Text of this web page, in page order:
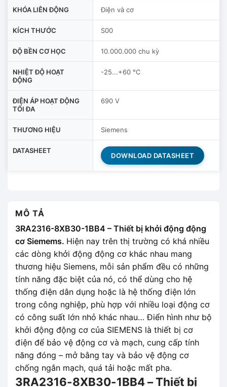
KHÓA LIÊN ĐỘNG Điện và cơ
KÍCH THƯỚC S00
ĐỘ BỀN CƠ HỌC 10.000.000 chu kỳ
NHIỆT ĐỘ HOẠT
ĐỘNG
-25...+60 °C
ĐIỆN ÁP HOẠT ĐỘNG
TỐI ĐA
690 V
THƯƠNG HIỆU Siemens
DATASHEET
DOWNLOAD DATASHEET
MÔ TẢ
3RA2316-8XB30-1BB4 – Thiết bị khởi động động
cơ Siemems. Hiện nay trên thị trường có khá nhiều
các dòng khởi động động cơ khác nhau mang
thương hiệu Siemens, mỗi sản phẩm đều có những
tính năng đặc biệt của nó, có thể dùng cho hệ
thống điện dân dụng hoặc là hệ thống điện lớn
trong công nghiệp, phù hợp với nhiều loại động cơ
có công suất lớn nhỏ khác nhau… Điển hình như bộ
khởi động động cơ của SIEMENS là thiết bị cơ
điện để bảo vệ động cơ và mạch, cung cấp tính
năng đóng – mở bằng tay và bảo vệ động cơ
chống ngắn mạch, quá tải hoặc mất pha.
3RA2316-8XB30-1BB4 – Thiết bị